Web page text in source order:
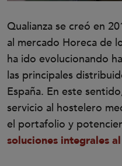
Qualianza se creó en
al mercado Horeca de
ha ido evolucionando
las principales
España. En este
servicio al hostelero
el portafolio y
soluciones integrales